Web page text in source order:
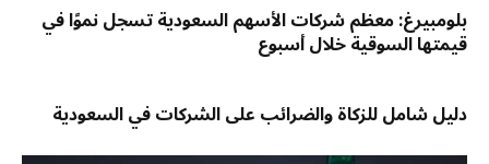
بلومبيرغ: معظم شركات الأسهم السعودية تسجل نموًا في
قيمتها السوقية خلال أسبوع
دليل شامل للزكاة والضرائب على الشركات في السعودية